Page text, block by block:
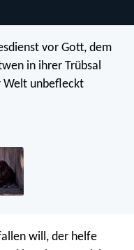
vor Gott, dem
in ihrer Trübsal
Welt unbefleckt
will, der helfe